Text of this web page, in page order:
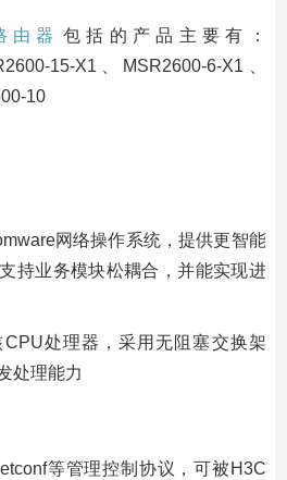
由器 包括的产品主要有：
15-X1、MSR2600-6-X1、
10
网络操作系统，提供更智能
持业务模块松耦合，并能实现进
处理器，采用无阻塞交换架
处理能力
等管理控制协议，可被H3C